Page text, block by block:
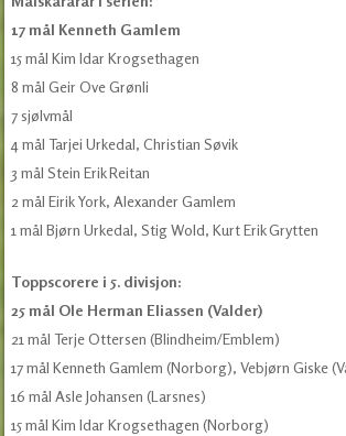
17 mål Kenneth Gamlem
15 mål Kim Idar Krogsethagen
8 mål Geir Ove Grønli
7 sjølvmål
4 mål Tarjei Urkedal, Christian Søvik
3 mål Stein Erik Reitan
2 mål Eirik York, Alexander Gamlem
1 mål Bjørn Urkedal, Stig Wold, Kurt Erik Grytten
Toppscorere i 5. divisjon:
25 mål Ole Herman Eliassen (Valder)
21 mål Terje Ottersen (Blindheim/Emblem)
17 mål Kenneth Gamlem (Norborg), Vebjørn Giske
16 mål Asle Johansen (Larsnes)
15 mål Kim Idar Krogsethagen (Norborg)